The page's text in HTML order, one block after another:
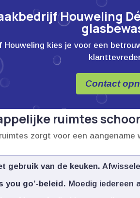
Houweling
Houweling kies je voor een
Contact
ruimtes
zorgt voor een
gebruik van de keuken.​
you go’-beleid.​ Moedig iedereen